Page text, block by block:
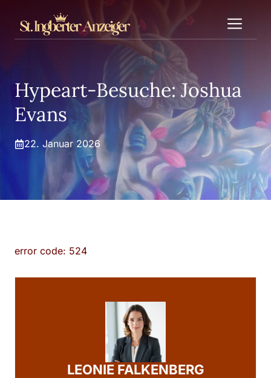
Inhalt
springen
Hypeart-Besuche: Joshua
Evans
22. Januar 2026
error code: 524
LEONIE FALKENBERG